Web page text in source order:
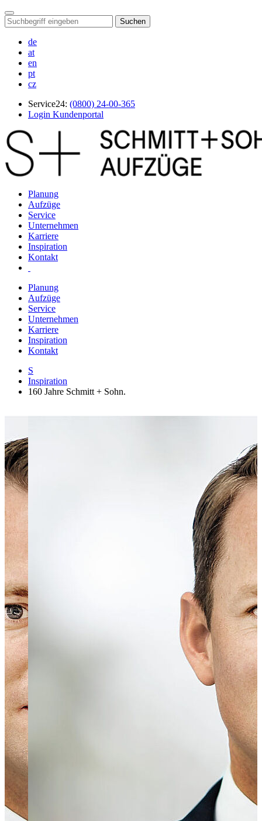
Suchen
de
at
en
pt
cz
Service24: (0800) 24-00-365
Login Kundenportal
Planung
Aufzüge
Service
Unternehmen
Karriere
Inspiration
Kontakt
Planung
Aufzüge
Service
Unternehmen
Karriere
Inspiration
Kontakt
S
Inspiration
160 Jahre Schmitt + Sohn.